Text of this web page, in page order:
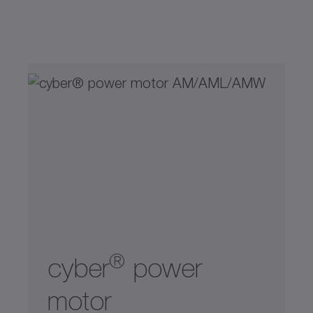
Chlazení vzduchem (s externím větráním)
Mobilní aplikace
cyber® power
motor